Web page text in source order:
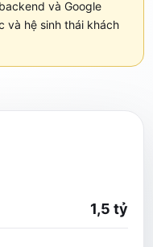
và Google
và hệ sinh thái khách
1,5 tỷ